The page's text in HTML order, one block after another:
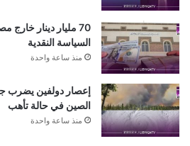
70 مليار دينار خارج
السياسة النقدية
منذ ساعة واحدة
إعصار دولفين يضرب
الصين في حالة تأهب
منذ ساعة واحدة